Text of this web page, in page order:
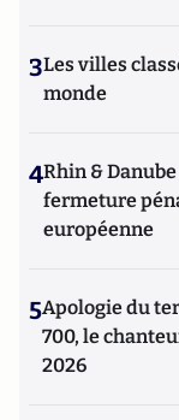
3Les villes
monde
4Rhin & Danube
fermeture
européenne
5Apologie du
700, le
2026